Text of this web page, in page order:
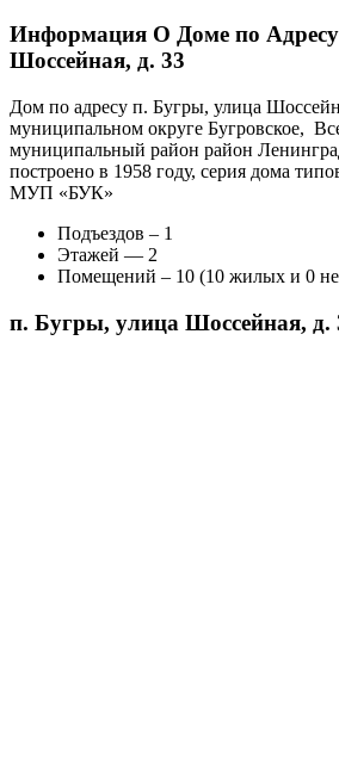
Информация О Доме по
Шоссейная, д. 33
Дом по адресу п. Бугры, улица
муниципальном округе Бугровское,
муниципальный район район
построено в 1958 году, серия дома
МУП «БУК»
Подъездов – 1
Этажей — 2
Помещений – 10 (10 жилых и 0
п. Бугры, улица Шоссейная, д.